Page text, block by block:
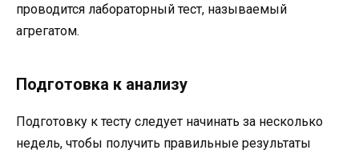
проводится лабораторный тест, называемый
агрегатом.
Подготовка к анализу
Подготовку к тесту следует начинать за несколько
недель, чтобы получить правильные результаты